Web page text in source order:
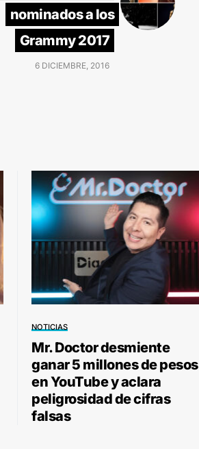
nominados a los
Grammy 2017
6 DICIEMBRE, 2016
NOTICIAS
Mr. Doctor desmiente
ganar 5 millones de pesos
en YouTube y aclara
peligrosidad de cifras
falsas